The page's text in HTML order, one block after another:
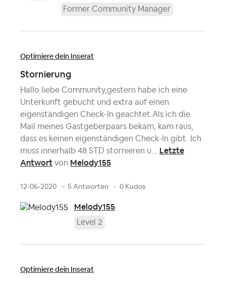
Former Community Manager
Optimiere dein Inserat
Stornierung
Hallo liebe Community,gestern habe ich eine
Unterkunft gebucht und extra auf einen
eigenständigen Check-In geachtet.Als ich die
Mail meines Gastgeberpaars bekam, kam raus,
dass es keinen eigenständigen Check-In gibt. Ich
muss innerhalb 48 STD stornieren u... Letzte
Antwort von Melody155
12-06-2020 5 Antworten 0 Kudos
Melody155
Level 2
Optimiere dein Inserat